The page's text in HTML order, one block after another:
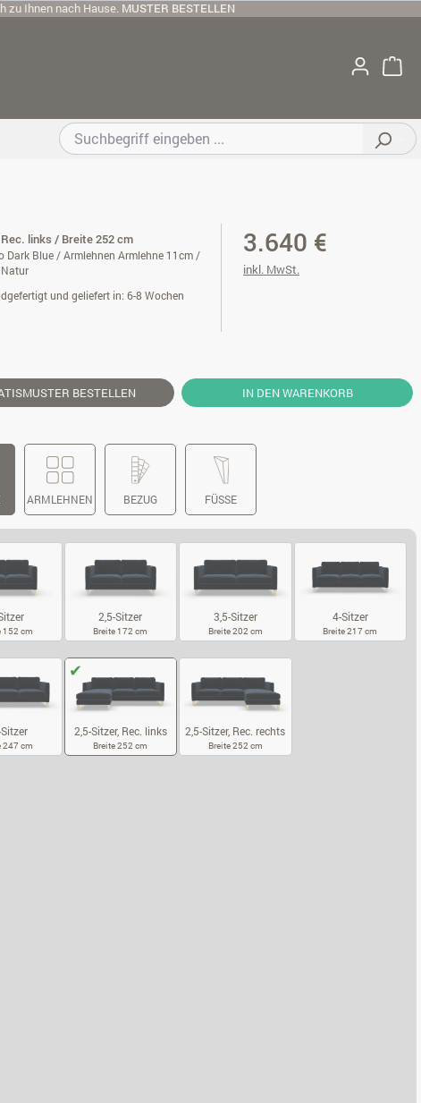
zu Ihnen nach Hause. MUSTER BESTELLEN
links / Breite 252 cm
Dark Blue / Armlehnen Armlehne 11cm /
Natur
und geliefert in: 6-8 Wochen
3.640 €
inkl. MwSt.
BESTELLEN IN DEN WARENKORB
ARMLEHNEN BEZUG FÜSSE
152 cm
2,5-Sitzer
Breite 172 cm
3,5-Sitzer
Breite 202 cm
4-Sitzer
Breite 217 cm
247 cm
2,5-Sitzer, Rec. links
Breite 252 cm
2,5-Sitzer, Rec. rechts
Breite 252 cm